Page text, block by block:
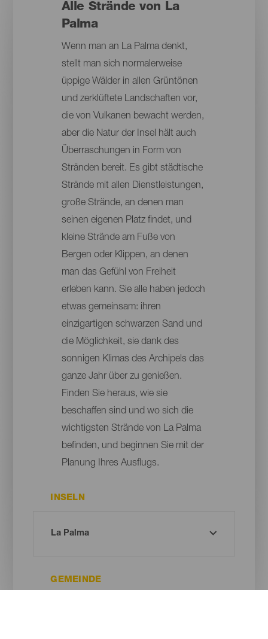
Alle Strände von La
Palma
Wenn man an La Palma denkt,
stellt man sich normalerweise
üppige Wälder in allen Grüntönen
und zerklüftete Landschaften vor,
die von Vulkanen bewacht werden,
aber die Natur der Insel hält auch
Überraschungen in Form von
Stränden bereit. Es gibt städtische
Strände mit allen Dienstleistungen,
große Strände, an denen man
seinen eigenen Platz findet, und
kleine Strände am Fuße von
Bergen oder Klippen, an denen
man das Gefühl von Freiheit
erleben kann. Sie alle haben jedoch
etwas gemeinsam: ihren
einzigartigen schwarzen Sand und
die Möglichkeit, sie dank des
sonnigen Klimas des Archipels das
ganze Jahr über zu genießen.
Finden Sie heraus, wie sie
beschaffen sind und wo sich die
wichtigsten Strände von La Palma
befinden, und beginnen Sie mit der
Planung Ihres Ausflugs.
INSELN
GEMEINDE